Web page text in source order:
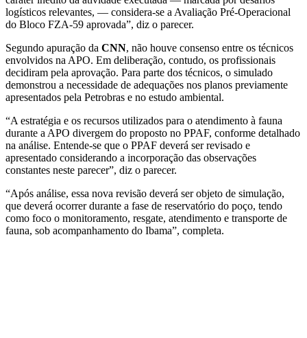
logísticos relevantes, — considera-se a Avaliação Pré-Operacional
do Bloco FZA-59 aprovada”, diz o parecer.
Segundo apuração da CNN, não houve consenso entre os técnicos
envolvidos na APO. Em deliberação, contudo, os profissionais
decidiram pela aprovação. Para parte dos técnicos, o simulado
demonstrou a necessidade de adequações nos planos previamente
apresentados pela Petrobras e no estudo ambiental.
“A estratégia e os recursos utilizados para o atendimento à fauna
durante a APO divergem do proposto no PPAF, conforme detalhado
na análise. Entende-se que o PPAF deverá ser revisado e
apresentado considerando a incorporação das observações
constantes neste parecer”, diz o parecer.
“Após análise, essa nova revisão deverá ser objeto de simulação,
que deverá ocorrer durante a fase de reservatório do poço, tendo
como foco o monitoramento, resgate, atendimento e transporte de
fauna, sob acompanhamento do Ibama”, completa.